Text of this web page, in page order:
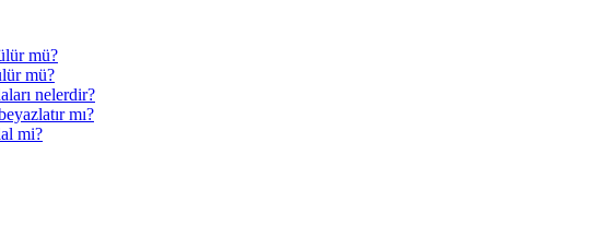
mü?
mü?
nelerdir?
mı?
mi?